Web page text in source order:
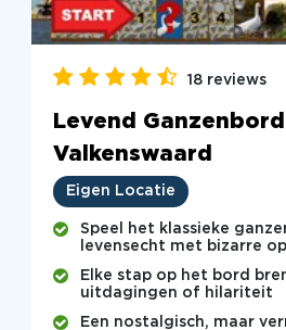
18 reviews
Levend
Valkenswaard
Eigen Locatie
Speel het klassieke
levensecht met bizarre
Elke stap op het bord
uitdagingen of hilariteit
Een nostalgisch, maar